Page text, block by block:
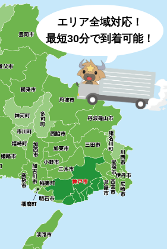
エリア全域対応！
最短30分で到着可能！